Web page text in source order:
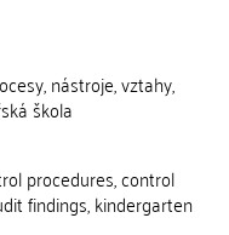
nástroje, vztahy,
škola
procedures, control
findings, kindergarten